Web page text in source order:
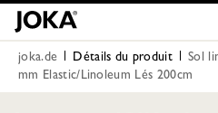
joka.de Détails du produit
Sol
mm Elastic/Linoleum Lés 200cm